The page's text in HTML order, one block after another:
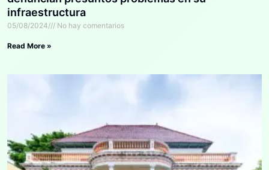
infraestructura
05/08/2024 No hay comentarios
Read More »